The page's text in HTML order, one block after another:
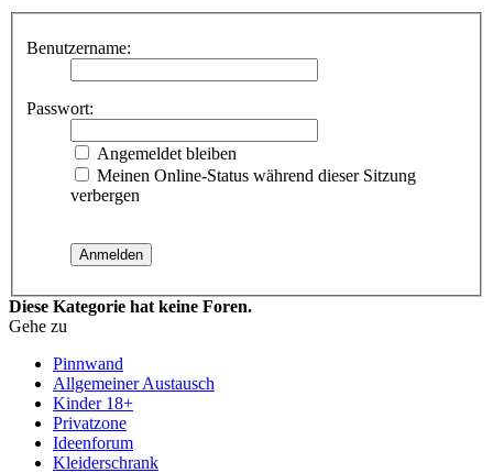
Benutzername:
Passwort:
Angemeldet bleiben
Meinen Online-Status während dieser Sitzung
verbergen
Diese Kategorie hat keine Foren.
Gehe zu
Pinnwand
Allgemeiner Austausch
Kinder 18+
Privatzone
Ideenforum
Kleiderschrank